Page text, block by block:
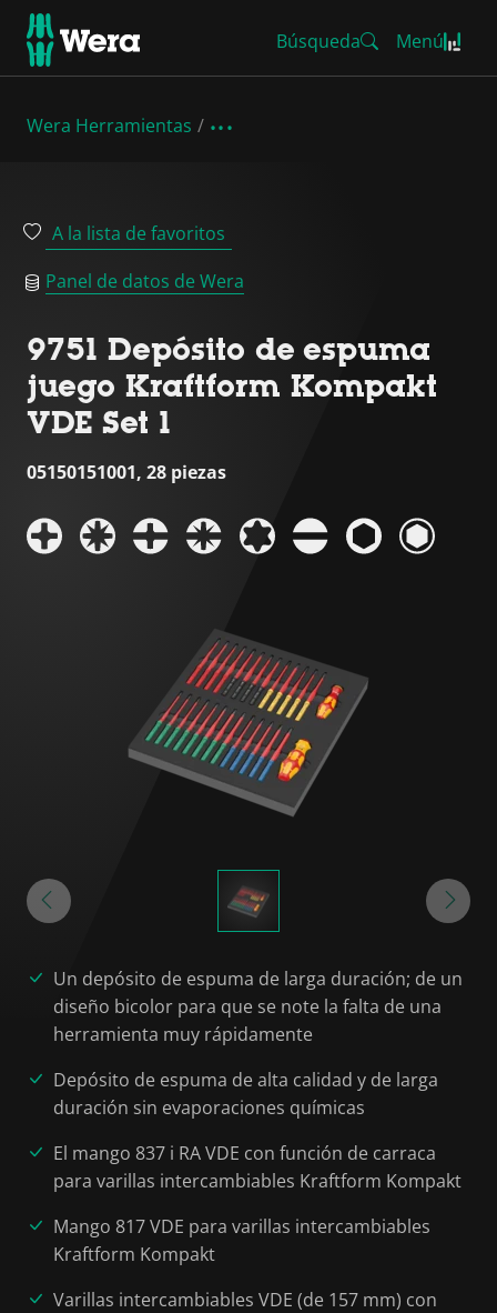
Búsqueda Menú
Wera Herramientas
A la lista de favoritos
Panel de datos de Wera
9751 Depósito de espuma
juego Kraftform Kompakt
VDE Set 1
05150151001, 28 piezas
Un depósito de espuma de larga duración; de un
diseño bicolor para que se note la falta de una
herramienta muy rápidamente
Depósito de espuma de alta calidad y de larga
duración sin evaporaciones químicas
El mango 837 i RA VDE con función de carraca
para varillas intercambiables Kraftform Kompakt
Mango 817 VDE para varillas intercambiables
Kraftform Kompakt
Varillas intercambiables VDE (de 157 mm) con